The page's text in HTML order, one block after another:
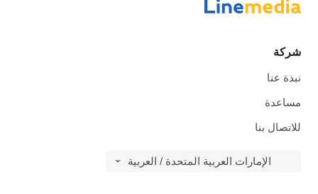
شركة
نبذة عنا
مساعدة
للاتصال بنا
الإمارات العربية المتحدة / العربية